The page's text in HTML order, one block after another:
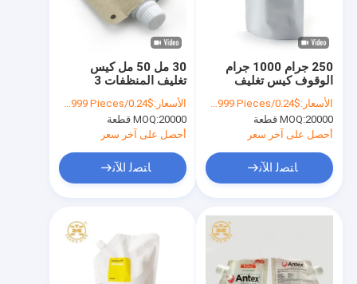
30 مل 50 مل كيس
تغليف المنظفات 3
الجانب ورق كرافت مغلفة
تغليف أغذية ورق الكرافت
الأسعار:$0.24/Pieces 100-499999 Pieces
MOQ:20000 قطعة
أحصل على آخر سعر
ﺎﺘﺼﻟ ﺍﻶﻧ
250 جرام 1000 جرام
الوقوف كيس تغليف
كيس صنبور للعصير
الأسعار:$0.24/Pieces 50-499999 Pieces
MOQ:20000 قطعة
أحصل على آخر سعر
ﺎﺘﺼﻟ ﺍﻶﻧ